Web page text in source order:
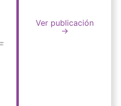
Ver publicación
→